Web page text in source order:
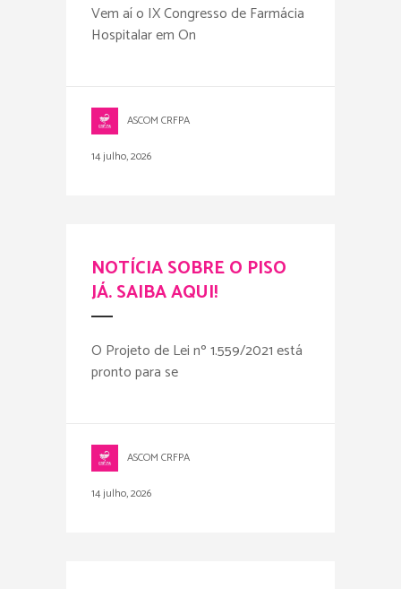
Vem aí o IX Congresso de Farmácia
Hospitalar em On
ASCOM CRFPA
14 julho, 2026
NOTÍCIA SOBRE O PISO
JÁ. SAIBA AQUI!
O Projeto de Lei nº 1.559/2021 está
pronto para se
ASCOM CRFPA
14 julho, 2026